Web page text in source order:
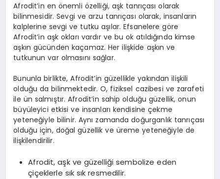
Afrodit’in en önemli özelliği, aşk tanrıçası olarak
bilinmesidir. Sevgi ve arzu tanrıçası olarak, insanların
kalplerine sevgi ve tutku aşılar. Efsanelere göre
Afrodit’in aşk okları vardır ve bu ok atıldığında kimse
aşkın gücünden kaçamaz. Her ilişkide aşkın ve
tutkunun var olmasını sağlar.
Bununla birlikte, Afrodit’in güzellikle yakından ilişkili
olduğu da bilinmektedir. O, fiziksel cazibesi ve zarafeti
ile ün salmıştır. Afrodit’in sahip olduğu güzellik, onun
büyüleyici etkisi ve insanları kendisine çekme
yeteneğiyle bilinir. Aynı zamanda doğurganlık tanrıçası
olduğu için, doğal güzellik ve üreme yeteneğiyle de
ilişkilendirilir.
Afrodit, aşk ve güzelliği sembolize eden
çiçeklerle sık sık resmedilir.